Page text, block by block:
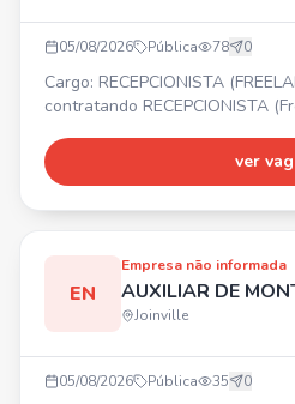
05/08/2026 Pública 78 0
Cargo: RECEPCIONISTA (FREELANCE)
contratando RECEPCIONISTA
JOINVILLE - R. Sen. Felipe
Pessoas com disponibilidade de
ver
EN
Empresa não informada
AUXILIAR DE
Joinville
05/08/2026 Pública 35 0